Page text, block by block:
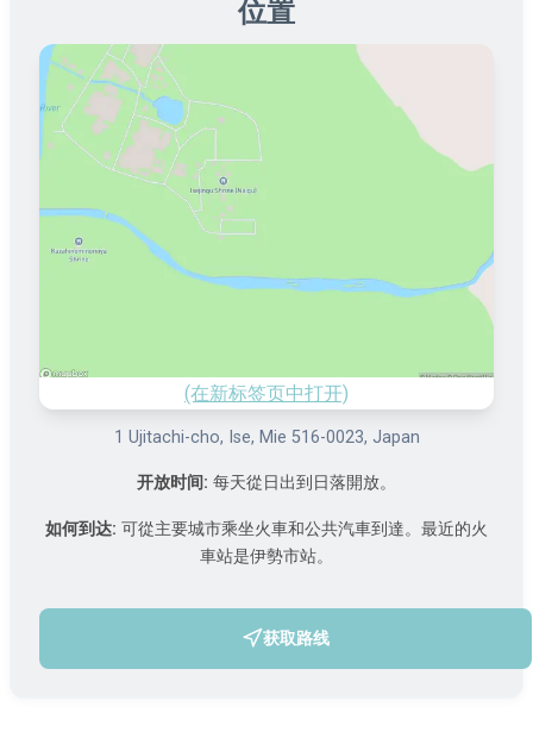
位置
(在新标签页中打开)
1 Ujitachi-cho, Ise, Mie 516-0023, Japan
开放时间: 每天從日出到日落開放。
如何到达: 可從主要城市乘坐火車和公共汽車到達。最近的火
車站是伊勢市站。
获取路线
(在新标签页中打开)